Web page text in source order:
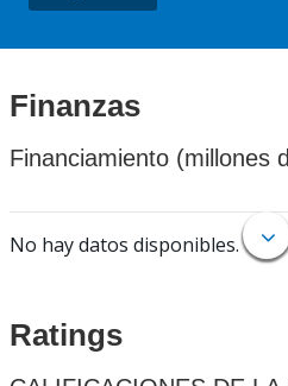
Finanzas
Financiamiento (millones
No hay datos disponibles.
Ratings